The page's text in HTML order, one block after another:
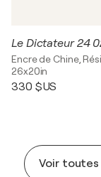
Le Dictateur 24
Encre de Chine,
26x20in
330 $US
Voir toutes